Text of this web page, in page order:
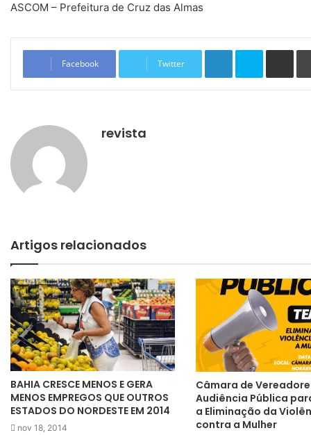
ASCOM – Prefeitura de Cruz das Almas
Facebook Twitter
Linkedin Skype
revista
Artigos relacionados
BAHIA CRESCE MENOS E GERA
MENOS EMPREGOS QUE OUTROS
ESTADOS DO NORDESTE EM 2014
nov 18, 2014
Câmara de
Audiência Pública
a Eliminação da
contra a Mulher